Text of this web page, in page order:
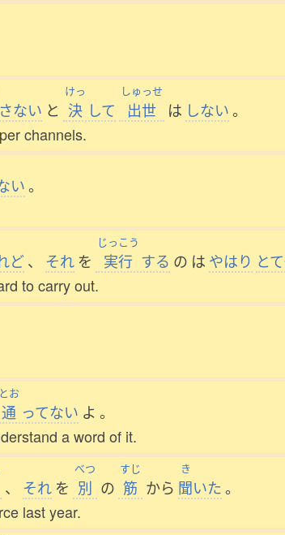
さない と
けっ
決 して
しゅっせ
出世 は しない。
channels.
い。
ど、 それ を
じっこう
実行 する の は やはり と
to carry out.
とお
通 ってない よ 。
a word of it.
、 それ を
べつ
別 の
すじ
筋 から
き
聞いた 。
last year.